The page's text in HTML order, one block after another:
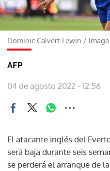
Dominic Calvert-Lewin / Imago
AFP
04 de agosto 2022 - 12:56
El atacante inglés del
será baja durante seis
se perderá el arranque de